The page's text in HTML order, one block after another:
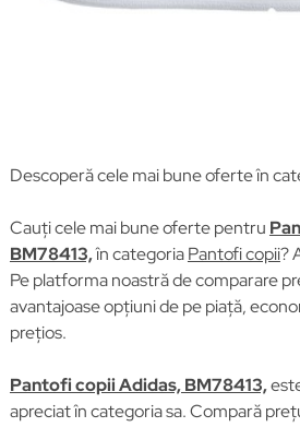
Descoperă cele mai bune oferte în
Cauți cele mai bune oferte pentru
BM78413,în categoriaPantofi copii?
Pe platforma noastră de comparare
avantajoase opțiuni de pe piață,
prețios.
Pantofi copii Adidas, BM78413,
apreciat în categoria sa. Compară